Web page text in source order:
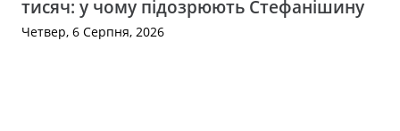
тисяч: у чому підозрюють Стефанішину
Четвер, 6 Серпня, 2026